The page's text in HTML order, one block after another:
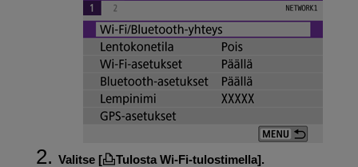
Valitse [ Tulosta Wi-Fi-tulostimella].